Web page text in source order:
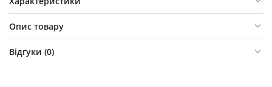
Опис товару
Відгуки (0)